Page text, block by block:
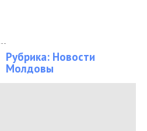
Рубрика: Новости
Молдовы